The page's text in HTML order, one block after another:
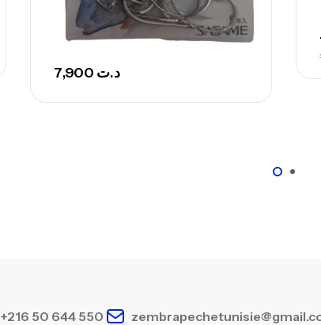
د.ت
+216 50 644 550